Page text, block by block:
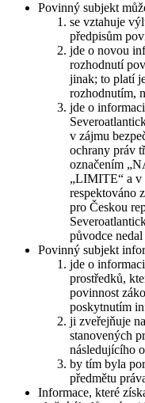
Povinný subjekt
se vztahuje
předpisům
jde o novou
rozhodnutí
jinak; to platí
rozhodnutím,
jde o
v zájmu
ochrany práv
označením
„LIMITE“ a v
respektováno
pro Českou
původce
Povinný subjekt
jde o
prostředků,
povinnost
poskytnutím
ji zveřejňuje
stanovených
následujícího
by tím byla
předmětu
Informace, které